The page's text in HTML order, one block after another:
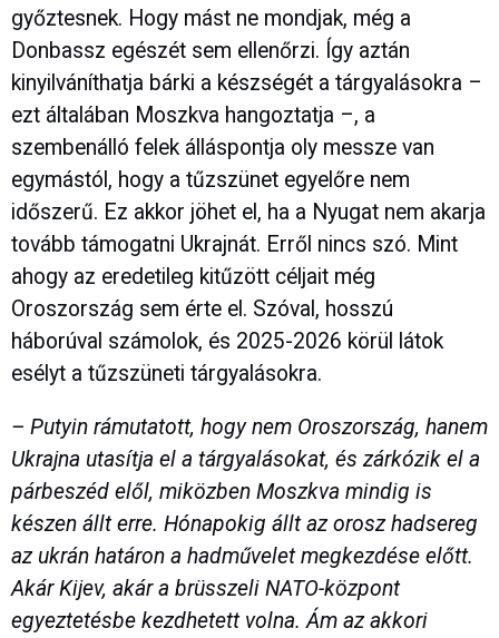
győztesnek. Hogy mást ne mondjak, még a
Donbassz egészét sem ellenőrzi. Így aztán
kinyilváníthatja bárki a készségét a tárgyalásokra –
ezt általában Moszkva hangoztatja –, a
szembenálló felek álláspontja oly messze van
egymástól, hogy a tűzszünet egyelőre nem
időszerű. Ez akkor jöhet el, ha a Nyugat nem akarja
tovább támogatni Ukrajnát. Erről nincs szó. Mint
ahogy az eredetileg kitűzött céljait még
Oroszország sem érte el. Szóval, hosszú
háborúval számolok, és 2025-2026 körül látok
esélyt a tűzszüneti tárgyalásokra.
– Putyin rámutatott, hogy nem Oroszország, hanem
Ukrajna utasítja el a tárgyalásokat, és zárkózik el a
párbeszéd elől, miközben Moszkva mindig is
készen állt erre. Hónapokig állt az orosz hadsereg
az ukrán határon a hadművelet megkezdése előtt.
Akár Kijev, akár a brüsszeli NATO-központ
egyeztetésbe kezdhetett volna. Ám az akkori